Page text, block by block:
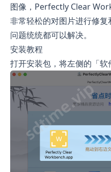
图像，Perfectly Clear
非常轻松的对图片进行修
问题统统都可以解决。
安装教程
打开安装包，将左侧的「软